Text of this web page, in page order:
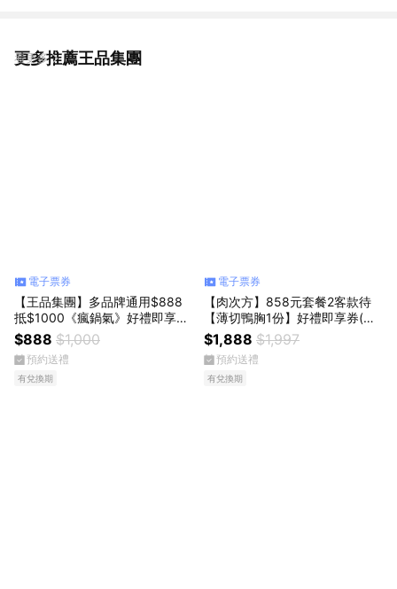
更多推薦王品集團
看更多
電子票券
【王品集團】多品牌通用$888
抵$1000《瘋鍋氣》好禮即享券
(一次抵用型)
$888 $1,000
預約送禮
有兌換期
電子票券
【肉次方】858元套餐2客款待
【薄切鴨胸1份】好禮即享券(一
次抵用型)
$1,888 $1,997
預約送禮
有兌換期